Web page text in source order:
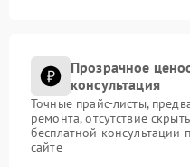
Прозрачное
консультация
Точные прайс-листы,
ремонта, отсутствие
бесплатной
сайте